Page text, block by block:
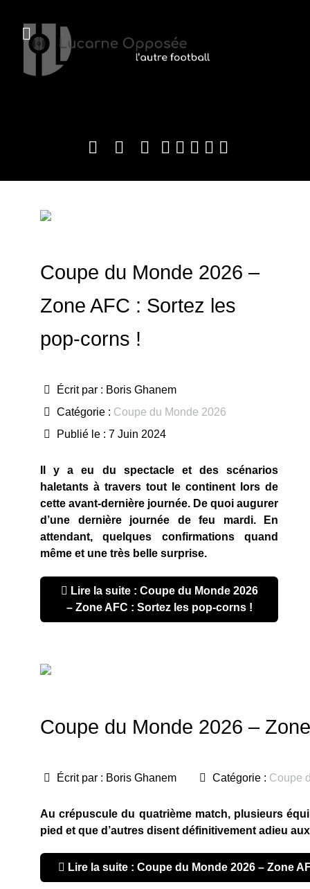
Coupe du Monde 2026 –
Zone AFC : Sortez les
pop-corns !
Écrit par : Boris Ghanem
Catégorie : Coupe du Monde 2026
Publié le : 7 Juin 2024
Il y a eu du spectacle et des scénarios
haletants à travers tout le continent lors de
cette avant-dernière journée. De quoi augurer
d’une dernière journée de feu mardi. En
attendant, quelques confirmations quand
même et une très belle surprise.
Lire la suite : Coupe du Monde 2026
– Zone AFC : Sortez les pop-corns !
Coupe du Monde 2026 –
Écrit par : Boris Ghanem Catégorie : Coupe
Au crépuscule du quatrième match, plusieurs
pied et que d’autres disent définitivement adieu
Lire la suite : Coupe du Monde 2026 – Zone